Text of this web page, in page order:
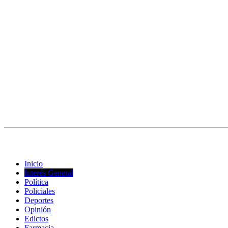
Inicio
Interés General
Política
Policiales
Deportes
Opinión
Edictos